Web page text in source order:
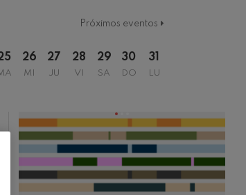
Próximos eventos
26
MI
27
JU
28
VI
29
SA
30
DO
31
LU